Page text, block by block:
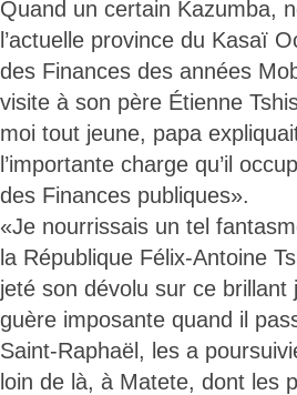
Quand un certain Kazumba,
l’actuelle province du Kasaï
des Finances des années
visite à son père Étienne
moi tout jeune, papa
l’importante charge qu’il
des Finances publiques».
«Je nourrissais un tel
la République Félix-Antoine
jeté son dévolu sur ce
guère imposante quand il
Saint-Raphaël, les a
loin de là, à Matete, dont les